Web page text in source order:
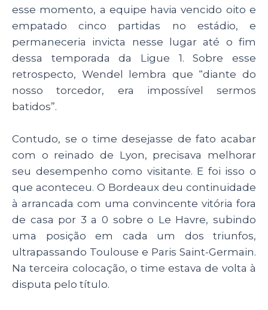
esse momento, a equipe havia vencido oito e
empatado cinco partidas no estádio, e
permaneceria invicta nesse lugar até o fim
dessa temporada da Ligue 1. Sobre esse
retrospecto, Wendel lembra que “diante do
nosso torcedor, era impossível sermos
batidos”.
Contudo, se o time desejasse de fato acabar
com o reinado de Lyon, precisava melhorar
seu desempenho como visitante. E foi isso o
que aconteceu. O Bordeaux deu continuidade
à arrancada com uma convincente vitória fora
de casa por 3 a 0 sobre o Le Havre, subindo
uma posição em cada um dos triunfos,
ultrapassando Toulouse e Paris Saint-Germain.
Na terceira colocação, o time estava de volta à
disputa pelo título.